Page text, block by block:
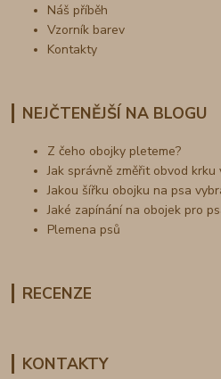
Náš příběh
Vzorník barev
Kontakty
NEJČTENĚJŠÍ NA BLOGU
Z čeho obojky pleteme?
Jak správně změřit obvod krku
Jakou šířku obojku na psa
Jaké zapínání na obojek pro
Plemena psů
RECENZE
KONTAKTY